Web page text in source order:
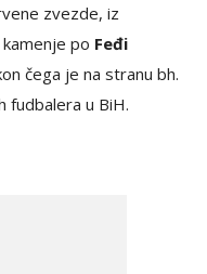
zvezde, iz
po Feđi
čega je na stranu bh.
fudbalera u BiH.